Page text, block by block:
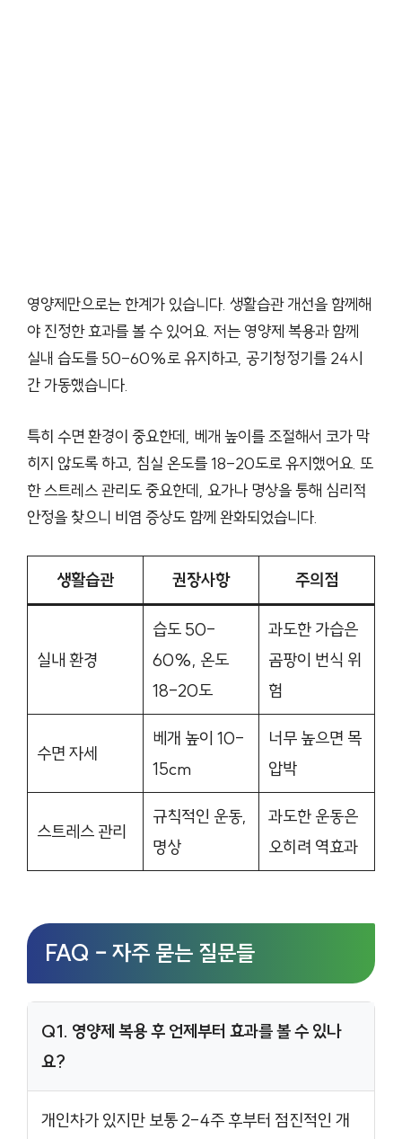
영양제만으로는 한계가 있습니다. 생활습관 개선을 함께해
야 진정한 효과를 볼 수 있어요. 저는 영양제 복용과 함께
실내 습도를 50-60%로 유지하고, 공기청정기를 24시
간 가동했습니다.
특히 수면 환경이 중요한데, 베개 높이를 조절해서 코가 막
히지 않도록 하고, 침실 온도를 18-20도로 유지했어요. 또
한 스트레스 관리도 중요한데, 요가나 명상을 통해 심리적
안정을 찾으니 비염 증상도 함께 완화되었습니다.
생활습관 권장사항 주의점
실내 환경
습도 50-
60%, 온도
18-20도
과도한 가습은
곰팡이 번식 위
험
수면 자세
베개 높이 10-
15cm
너무 높으면 목
압박
스트레스 관리
규칙적인 운동,
명상
과도한 운동은
오히려 역효과
FAQ – 자주 묻는 질문들
Q1. 영양제 복용 후 언제부터 효과를 볼 수 있나
요?
개인차가 있지만 보통 2-4주 후부터 점진적인 개